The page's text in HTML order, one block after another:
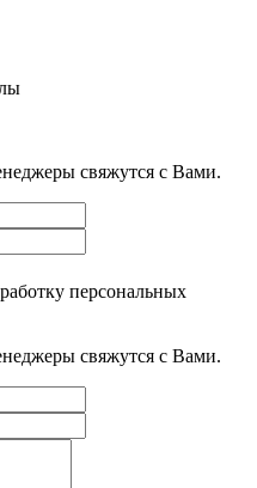
свяжутся с Вами.
персональных
свяжутся с Вами.